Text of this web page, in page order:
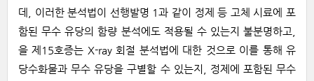
데, 이러한 분석법이 선행발명 1과 같이 정제 등 고체 시료에 포
함된 무수 유당의 함량 분석에도 적용될 수 있는지 불분명하고,
을 제15호증는 X-ray 회절 분석법에 대한 것으로 이를 통해 유
당수화물과 무수 유당을 구별할 수 있는지, 정제에 포함된 무수